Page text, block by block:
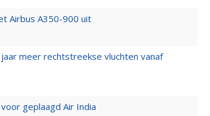
Airbus A350-900 uit
meer rechtstreekse vluchten vanaf
geplaagd Air India